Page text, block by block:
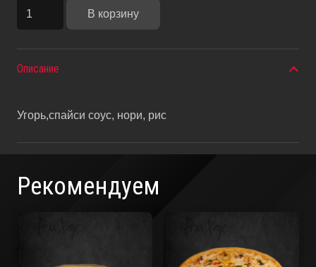
Количество
Гункан
унаги
В корзину
Описание
Угорь,спайси соус, нори, рис
Рекомендуем